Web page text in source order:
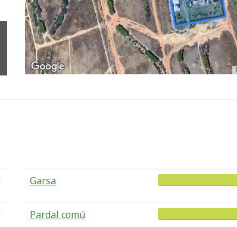
Garsa
Pardal comú